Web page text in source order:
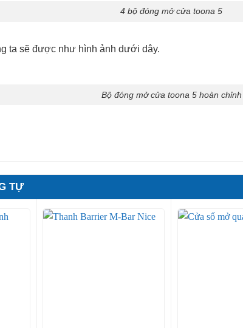
4 bộ đóng mở cửa toona 5
ta sẽ được như hình ảnh dưới dây.
Bộ đóng mở cửa toona 5 hoàn chỉnh
TỰ